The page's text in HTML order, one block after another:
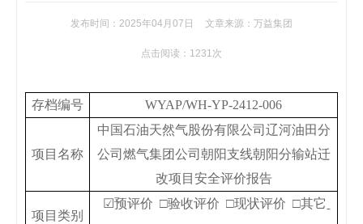
发布时间：2025年04月07日 文章来源：万益集团
点击阅读：1231次
存档编号 WYAP/WH-YP-2412-006
项目名称
中国石油天然气股份有限公司辽河油田分
公司燃气集团公司朝阳支线朝阳分输站迁
改项目安全评价报告
项目类别
☑预评价 □验收评价 □现状评价 □其它